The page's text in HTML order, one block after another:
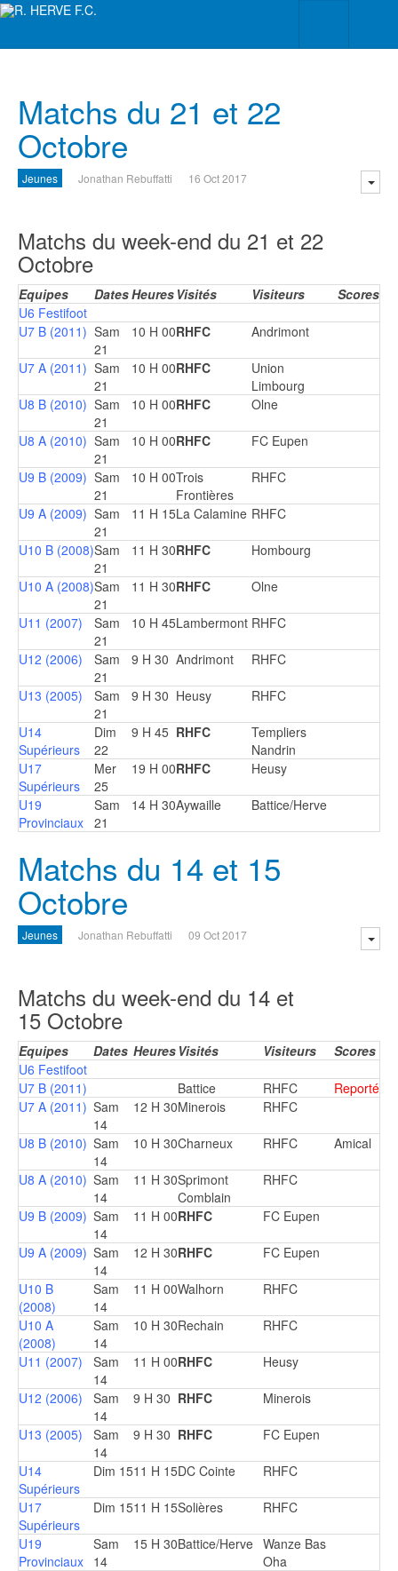
Matchs du 21 et 22
Octobre
Jeunes Jonathan Rebuffatti 16 Oct 2017
Matchs du week-end du 21 et 22
Octobre
Equipes DatesHeures Visités Visiteurs
Scores
U6 Festifoot
U7 B (2011) Sam
21
10 H 00RHFC Andrimont
U7 A (2011) Sam
21
10 H 00RHFC
Union
Limbourg
U8 B (2010) Sam
21
10 H 00RHFC Olne
U8 A (2010) Sam
21
10 H 00RHFC FC Eupen
U9 B (2009) Sam
21
10 H 00Trois
Frontières
RHFC
U9 A (2009) Sam
21
11 H 15La Calamine RHFC
U10 B (2008)Sam
21
11 H 30RHFC Hombourg
U10 A (2008)Sam
21
11 H 30RHFC Olne
U11 (2007)
Sam
21
10 H 45Lambermont RHFC
U12 (2006)
Sam
21
9 H 30 Andrimont RHFC
U13 (2005)
Sam
21
9 H 30 Heusy RHFC
U14
Supérieurs
Dim
22
9 H 45 RHFC
Templiers
Nandrin
U17
Supérieurs
Mer
25
19 H 00RHFC Heusy
U19
Provinciaux
Sam
21
14 H 30Aywaille Battice/Herve
Matchs du 14 et 15
Octobre
Jeunes Jonathan Rebuffatti 09 Oct 2017
Matchs du week-end du 14 et
15 Octobre
Equipes Dates Heures Visités Visiteurs
Scores
U6 Festifoot
U7 B (2011)
Battice RHFC
Reporté
U7 A (2011) Sam
14
12 H 30Minerois RHFC
U8 B (2010) Sam
14
10 H 30Charneux RHFC Amical
U8 A (2010) Sam
14
11 H 30Sprimont
Comblain
RHFC
U9 B (2009) Sam
14
11 H 00RHFC FC Eupen
U9 A (2009) Sam
14
12 H 30RHFC FC Eupen
U10 B
(2008)
Sam
14
11 H 00Walhorn RHFC
U10 A
(2008)
Sam
14
10 H 30Rechain RHFC
U11 (2007)
Sam
14
11 H 00RHFC Heusy
U12 (2006)
Sam
14
9 H 30 RHFC Minerois
U13 (2005)
Sam
14
9 H 30 RHFC FC Eupen
U14
Supérieurs
Dim 1511 H 15DC Cointe RHFC
U17
Supérieurs
Dim 1511 H 15Solières RHFC
U19
Provinciaux
Sam
14
15 H 30Battice/Herve Wanze Bas
Oha